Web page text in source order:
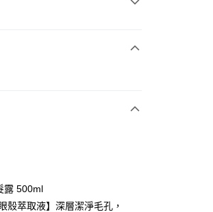
露 500ml
殼萃取液】深層潔淨毛孔，